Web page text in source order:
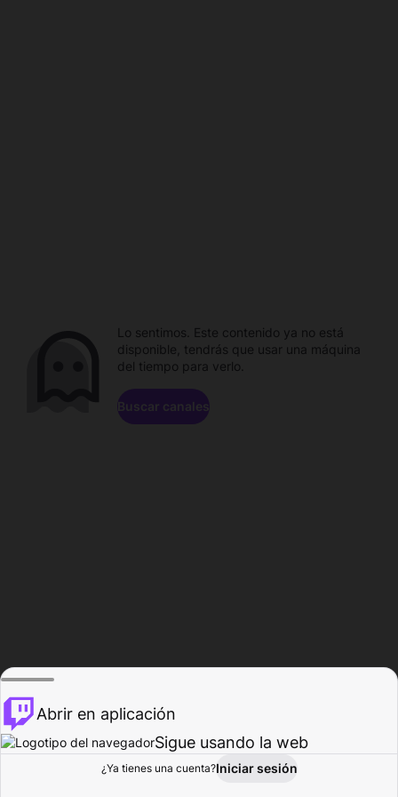
Explorar Actividad
Lo sentimos. Este contenido ya no está
disponible, tendrás que usar una máquina
del tiempo para verlo.
Buscar canales
Abrir en aplicación
Sigue usando la web
¿Ya tienes una cuenta?Iniciar sesión